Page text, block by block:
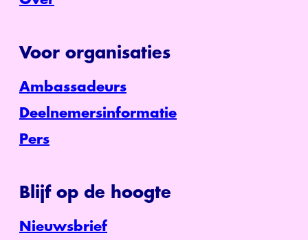
Voor organisaties
Ambassadeurs
Deelnemersinformatie
Pers
Blijf op de hoogte
Nieuwsbrief